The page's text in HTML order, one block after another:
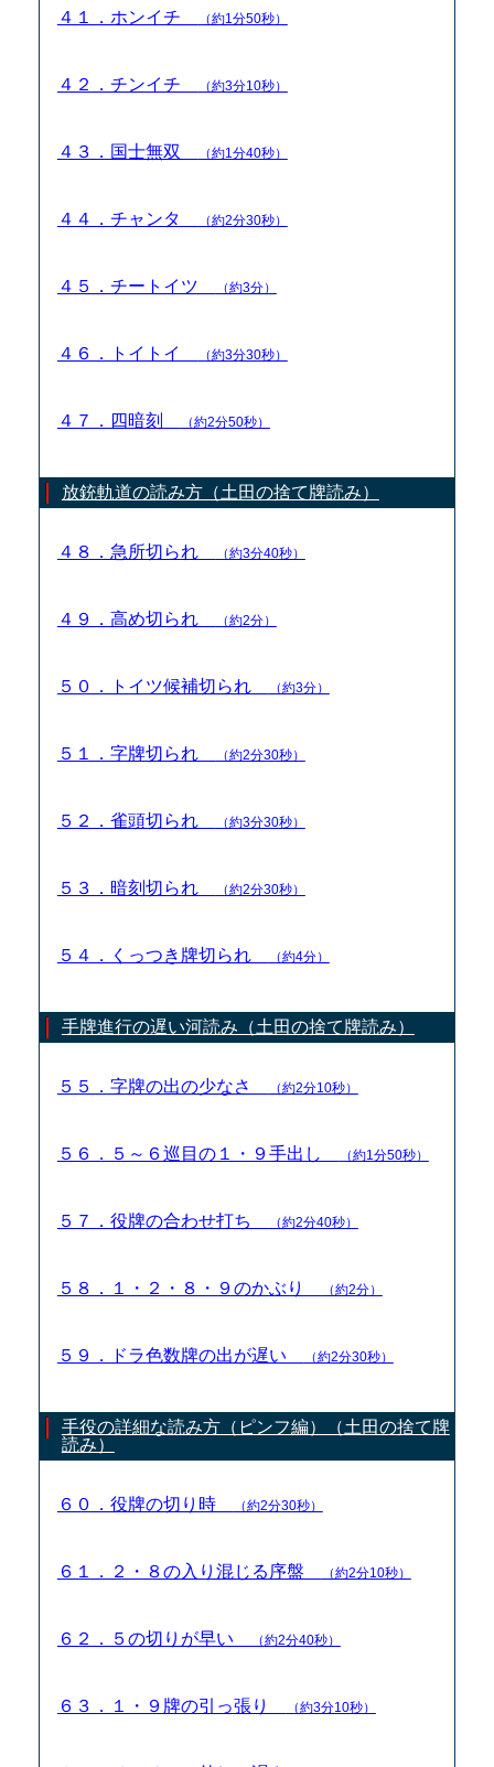
４１．ホンイチ （約1分50秒）
４２．チンイチ （約3分10秒）
４３．国士無双 （約1分40秒）
４４．チャンタ （約2分30秒）
４５．チートイツ （約3分）
４６．トイトイ （約3分30秒）
４７．四暗刻 （約2分50秒）
放銃軌道の読み方（土田の捨て牌読み）
４８．急所切られ （約3分40秒）
４９．高め切られ （約2分）
５０．トイツ候補切られ （約3分）
５１．字牌切られ （約2分30秒）
５２．雀頭切られ （約3分30秒）
５３．暗刻切られ （約2分30秒）
５４．くっつき牌切られ （約4分）
手牌進行の遅い河読み（土田の捨て牌読み）
５５．字牌の出の少なさ （約2分10秒）
５６．５～６巡目の１・９手出し （約1分50秒）
５７．役牌の合わせ打ち （約2分40秒）
５８．１・２・８・９のかぶり （約2分）
５９．ドラ色数牌の出が遅い （約2分30秒）
手役の詳細な読み方（ピンフ編）（土田の捨て牌
読み）
６０．役牌の切り時 （約2分30秒）
６１．２・８の入り混じる序盤 （約2分10秒）
６２．５の切りが早い （約2分40秒）
６３．１・９牌の引っ張り （約3分10秒）